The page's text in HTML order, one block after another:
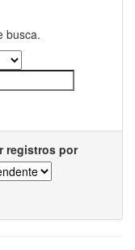
busca.
registros por